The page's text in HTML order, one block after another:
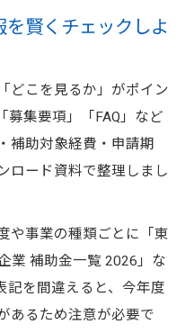
賢くチェックしよ
どこを見るか」がポイン
募集要項」「FAQ」など
補助対象経費・申請期
ロード資料で整理しまし
や事業の種類ごとに「東
業 補助金一覧 2026」な
記を間違えると、今年度
あるため注意が必要で